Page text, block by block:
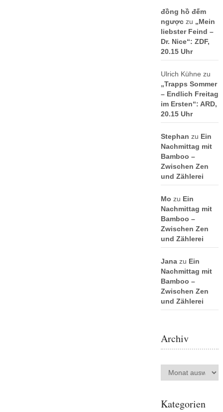
đồng hồ đếm
ngượczu „Mein
liebster Feind –
Dr. Nice“: ZDF,
20.15 Uhr
Ulrich Kühne zu
„Trapps Sommer
– Endlich Freitag
im Ersten“: ARD,
20.15 Uhr
Stephan zu Ein
Nachmittag mit
Bamboo –
Zwischen Zen
und Zählerei
Mo zu Ein
Nachmittag mit
Bamboo –
Zwischen Zen
und Zählerei
Janazu Ein
Nachmittag mit
Bamboo –
Zwischen Zen
und Zählerei
Archiv
Archiv
Kategorien